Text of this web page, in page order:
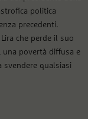
politica
precedenti.
che perde il suo
povertà diffusa e
svendere qualsiasi